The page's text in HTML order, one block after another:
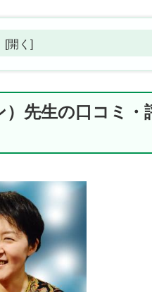
先生の口コミ・